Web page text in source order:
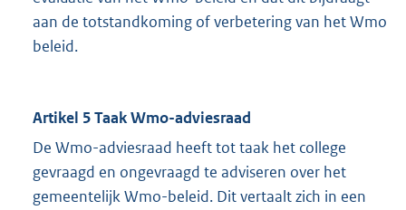
aan de totstandkoming of verbetering van het Wmo
beleid.
Artikel 5 Taak Wmo-adviesraad
De Wmo-adviesraad heeft tot taak het college
gevraagd en ongevraagd te adviseren over het
gemeentelijk Wmo-beleid. Dit vertaalt zich in een